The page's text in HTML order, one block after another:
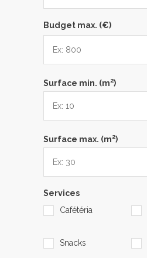
Budget max. (€)
Surface min. (m2)
Surface max. (m2)
Services
Cafétéria
Snacks